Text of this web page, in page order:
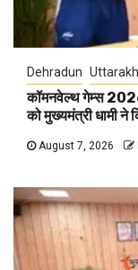
Dehradun
कॉमनवेल्थ गेम्स
को मुख्यमंत्री धामी ने
August 7, 2026